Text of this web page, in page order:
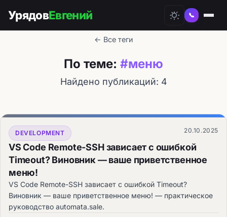
УрядовЕвгений 📞
← Все теги
По теме: #меню
Найдено публикаций: 4
DEVELOPMENT 20.10.2025
VS Code Remote-SSH зависает с ошибкой
Timeout? Виновник — ваше приветственное
меню!
VS Code Remote-SSH зависает с ошибкой Timeout?
Виновник — ваше приветственное меню! — практическое
руководство automata.sale.